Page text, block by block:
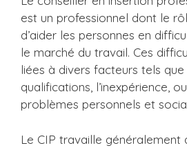
est un professionnel dont le
d’aider les personnes en
le marché du travail. Ces
liées à divers facteurs tels
qualifications, l’inexpérience,
problèmes personnels et
Le CIP travaille généralement